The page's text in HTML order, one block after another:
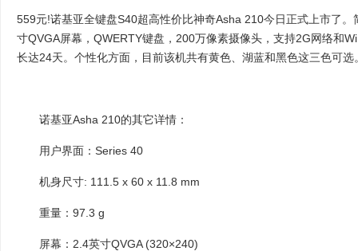
559元!诺基亚全键盘S40超高性价比神奇Asha 210今日正式上市了
寸QVGA屏幕，QWERTY键盘，200万像素摄像头，支持2G网络和
长达24天。个性化方面，目前该机共有黄色、湖蓝和黑色这三色可选
诺基亚Asha 210的其它详情：
用户界面：Series 40
机身尺寸: 111.5 x 60 x 11.8 mm
重量：97.3 g
屏幕：2.4英寸QVGA (320×240)